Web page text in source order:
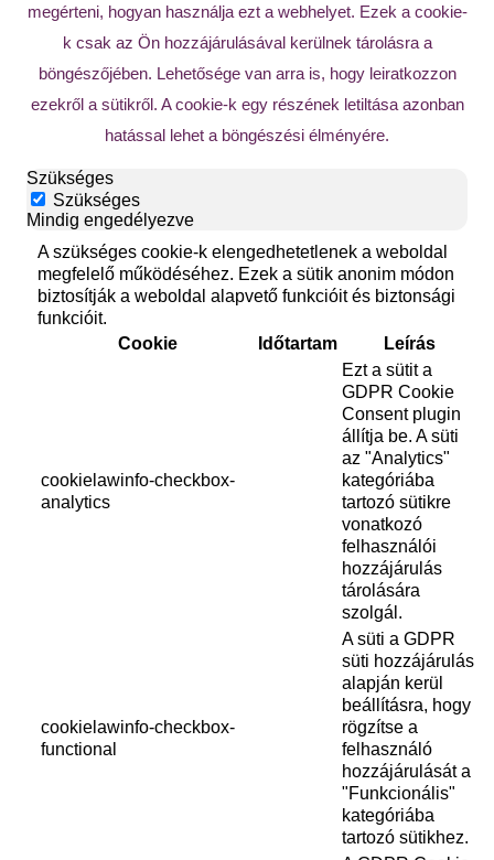
megérteni, hogyan használja ezt a webhelyet. Ezek a cookie-
k csak az Ön hozzájárulásával kerülnek tárolásra a
böngészőjében. Lehetősége van arra is, hogy leiratkozzon
ezekről a sütikről. A cookie-k egy részének letiltása azonban
hatással lehet a böngészési élményére.
Szükséges
Szükséges
Mindig engedélyezve
A szükséges cookie-k elengedhetetlenek a weboldal
megfelelő működéséhez. Ezek a sütik anonim módon
biztosítják a weboldal alapvető funkcióit és biztonsági
funkcióit.
Cookie
Időtartam Leírás
cookielawinfo-checkbox-
analytics
Ezt a sütit a
GDPR Cookie
Consent plugin
állítja be. A süti
az "Analytics"
kategóriába
tartozó sütikre
vonatkozó
felhasználói
hozzájárulás
tárolására
szolgál.
cookielawinfo-checkbox-
functional
A süti a GDPR
süti hozzájárulás
alapján kerül
beállításra, hogy
rögzítse a
felhasználó
hozzájárulását a
"Funkcionális"
kategóriába
tartozó sütikhez.